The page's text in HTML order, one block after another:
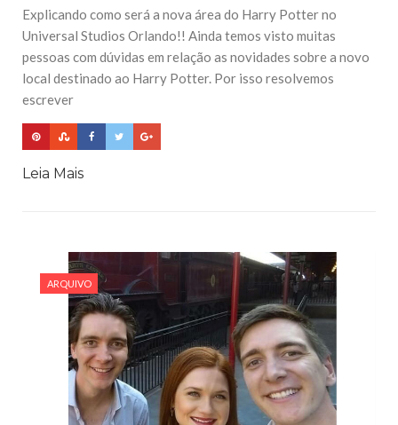
Explicando como será a nova área do Harry Potter no
Universal Studios Orlando!! Ainda temos visto muitas
pessoas com dúvidas em relação as novidades sobre a novo
local destinado ao Harry Potter. Por isso resolvemos
escrever
Leia Mais
ARQUIVO